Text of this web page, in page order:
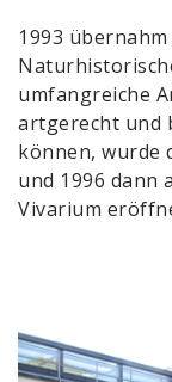
1993
umfangreiche
artgerecht und
können, wurde
und 1996 dann
Vivarium